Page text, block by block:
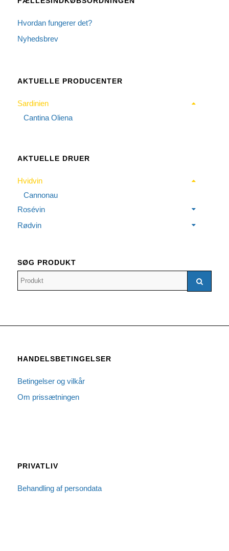
Hvordan fungerer det?
Nyhedsbrev
AKTUELLE PRODUCENTER
Sardinien
Cantina Oliena
AKTUELLE DRUER
Hvidvin
Cannonau
Rosévin
Rødvin
SØG PRODUKT
HANDELSBETINGELSER
Betingelser og vilkår
Om prissætningen
PRIVATLIV
Behandling af persondata